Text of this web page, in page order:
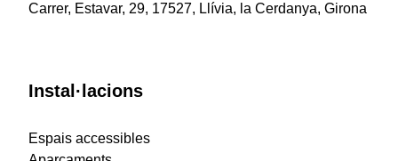
Carrer, Estavar, 29, 17527, Llívia, la Cerdanya, Girona
Instal·lacions
Espais accessibles